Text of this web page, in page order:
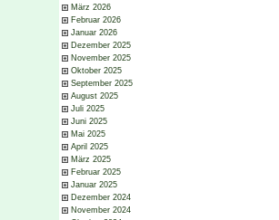
März 2026
Februar 2026
Januar 2026
Dezember 2025
November 2025
Oktober 2025
September 2025
August 2025
Juli 2025
Juni 2025
Mai 2025
April 2025
März 2025
Februar 2025
Januar 2025
Dezember 2024
November 2024